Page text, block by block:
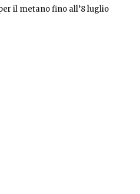
il metano fino all’8 luglio